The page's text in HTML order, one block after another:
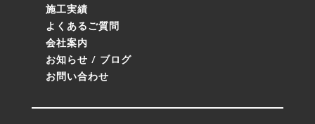
施工実績
よくあるご質問
会社案内
お知らせ / ブログ
お問い合わせ